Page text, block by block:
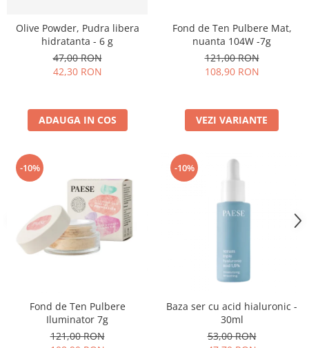
Olive Powder, Pudra libera
hidratanta - 6 g
47,00 RON
42,30 RON
ADAUGA IN COS
Fond de Ten Pulbere Mat,
nuanta 104W -7g
121,00 RON
108,90 RON
VEZI VARIANTE
-10%
Fond de Ten Pulbere
Iluminator 7g
121,00 RON
-10%
Baza ser cu acid hialuronic -
30ml
53,00 RON